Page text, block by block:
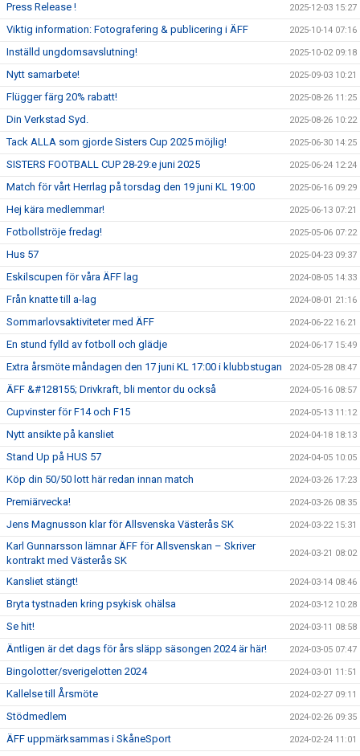
Press Release ! 2025-12-03 15:27
Viktig information: Fotografering & publicering i ÄFF 2025-10-14 07:16
Inställd ungdomsavslutning! 2025-10-02 09:18
Nytt samarbete! 2025-09-03 10:21
Flügger färg 20% rabatt! 2025-08-26 11:25
Din Verkstad Syd. 2025-08-26 10:22
Tack ALLA som gjorde Sisters Cup 2025 möjlig! 2025-06-30 14:25
SISTERS FOOTBALL CUP 28-29:e juni 2025 2025-06-24 12:24
Match för vårt Herrlag på torsdag den 19 juni KL 19:00 2025-06-16 09:29
Hej kära medlemmar! 2025-06-13 07:21
Fotbollströje fredag! 2025-05-06 07:22
Hus 57 2025-04-23 09:37
Eskilscupen för våra ÄFF lag 2024-08-05 14:33
Från knatte till a-lag 2024-08-01 21:16
Sommarlovsaktiviteter med ÄFF 2024-06-22 16:21
En stund fylld av fotboll och glädje 2024-06-17 15:49
Extra årsmöte måndagen den 17 juni KL 17:00 i klubbstugan 2024-05-28 08:47
ÄFF &#128155; Drivkraft, bli mentor du också 2024-05-16 08:57
Cupvinster för F14 och F15 2024-05-13 11:12
Nytt ansikte på kansliet 2024-04-18 18:13
Stand Up på HUS 57 2024-04-05 10:05
Köp din 50/50 lott här redan innan match 2024-03-26 17:23
Premiärvecka! 2024-03-26 08:35
Jens Magnusson klar för Allsvenska Västerås SK 2024-03-22 15:31
Karl Gunnarsson lämnar ÄFF för Allsvenskan – Skriver
kontrakt med Västerås SK
2024-03-21 08:02
Kansliet stängt! 2024-03-14 08:46
Bryta tystnaden kring psykisk ohälsa 2024-03-12 10:28
Se hit! 2024-03-11 08:58
Äntligen är det dags för års släpp säsongen 2024 är här! 2024-03-05 07:47
Bingolotter/sverigelotten 2024 2024-03-01 11:51
Kallelse till Årsmöte 2024-02-27 09:11
Stödmedlem 2024-02-26 09:35
ÄFF uppmärksammas i SkåneSport 2024-02-24 11:01